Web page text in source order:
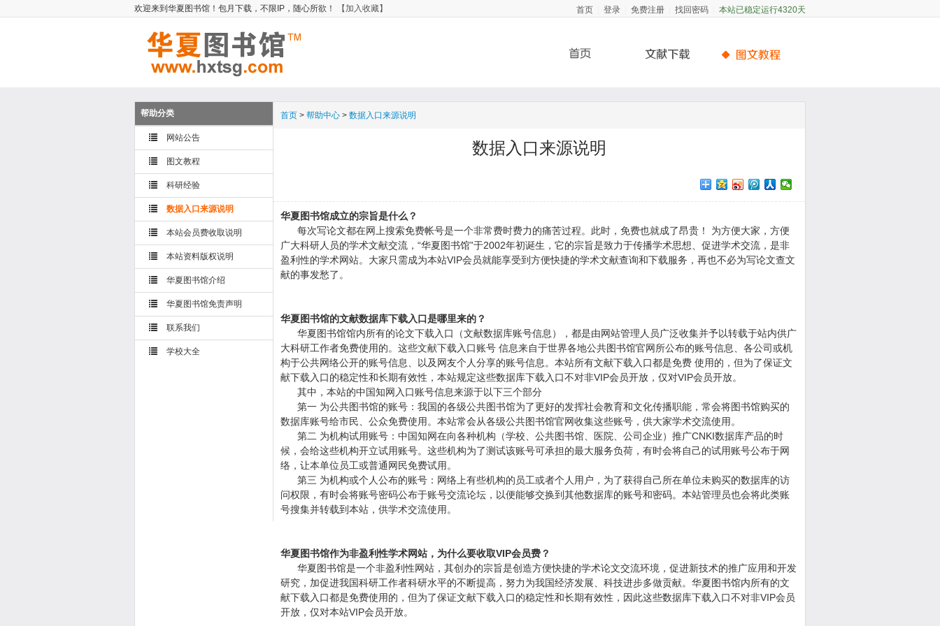
欢迎来到华夏图书馆！包月下载，不限IP，随心所欲！ 【加入收藏】 首页 登录 免费注册 找回密码 本站已稳定运行4320天
帮助分类
网站公告
图文教程
科研经验
数据入口来源说明
本站会员费收取说明
本站资料版权说明
华夏图书馆介绍
华夏图书馆免责声明
联系我们
学校大全
首页 > 帮助中心 > 数据入口来源说明
数据入口来源说明
华夏图书馆成立的宗旨是什么？
每次写论文都在网上搜索免费帐号是一个非常费时费力的痛苦过程。此时，免费也就成了昂贵！ 为方便大家，方便
广大科研人员的学术文献交流，“华夏图书馆”于2002年初诞生，它的宗旨是致力于传播学术思想、促进学术交流，是非
盈利性的学术网站。大家只需成为本站VIP会员就能享受到方便快捷的学术文献查询和下载服务，再也不必为写论文查文
献的事发愁了。
华夏图书馆的文献数据库下载入口是哪里来的？
华夏图书馆馆内所有的论文下载入口（文献数据库账号信息），都是由网站管理人员广泛收集并予以转载于站内供广
大科研工作者免费使用的。这些文献下载入口账号 信息来自于世界各地公共图书馆官网所公布的账号信息、各公司或机
构于公共网络公开的账号信息、以及网友个人分享的账号信息。本站所有文献下载入口都是免费 使用的，但为了保证文
献下载入口的稳定性和长期有效性，本站规定这些数据库下载入口不对非VIP会员开放，仅对VIP会员开放。
其中，本站的中国知网入口账号信息来源于以下三个部分
第一 为公共图书馆的账号：我国的各级公共图书馆为了更好的发挥社会教育和文化传播职能，常会将图书馆购买的
数据库账号给市民、公众免费使用。本站常会从各级公共图书馆官网收集这些账号，供大家学术交流使用。
第二 为机构试用账号：中国知网在向各种机构（学校、公共图书馆、医院、公司企业）推广CNKI数据库产品的时
候，会给这些机构开立试用账号。这些机构为了测试该账号可承担的最大服务负荷，有时会将自己的试用账号公布于网
络，让本单位员工或普通网民免费试用。
第三 为机构或个人公布的账号：网络上有些机构的员工或者个人用户，为了获得自己所在单位未购买的数据库的访
问权限，有时会将账号密码公布于账号交流论坛，以便能够交换到其他数据库的账号和密码。本站管理员也会将此类账
号搜集并转载到本站，供学术交流使用。
华夏图书馆作为非盈利性学术网站，为什么要收取VIP会员费？
华夏图书馆是一个非盈利性网站，其创办的宗旨是创造方便快捷的学术论文交流环境，促进新技术的推广应用和开发
研究，加促进我国科研工作者科研水平的不断提高，努力为我国经济发展、科技进步多做贡献。华夏图书馆内所有的文
献下载入口都是免费使用的，但为了保证文献下载入口的稳定性和长期有效性，因此这些数据库下载入口不对非VIP会员
开放，仅对本站VIP会员开放。